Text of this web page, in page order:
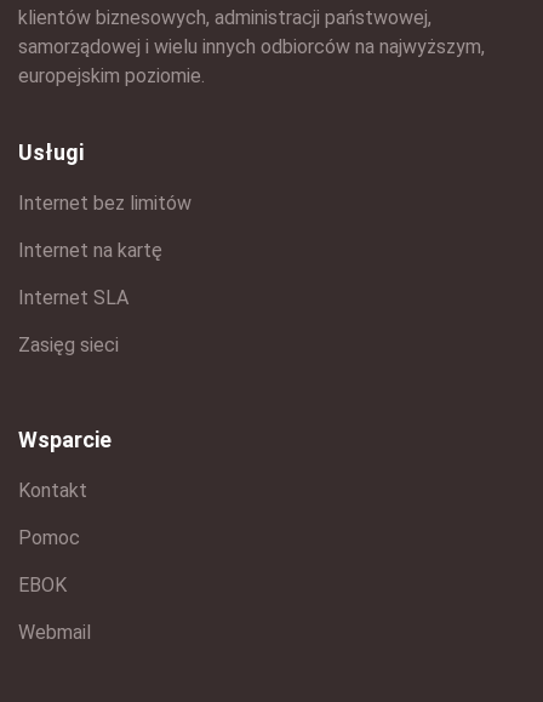
klientów biznesowych, administracji państwowej,
samorządowej i wielu innych odbiorców na najwyższym,
europejskim poziomie.
Usługi
Internet bez limitów
Internet na kartę
Internet SLA
Zasięg sieci
Wsparcie
Kontakt
Pomoc
EBOK
Webmail